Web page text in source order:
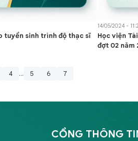
tuyển sinh trình độ thạc sĩ
14/05/2024 -
Học viện
đợt 02 năm
4 ... 5 6 7
CỔNG THÔNG